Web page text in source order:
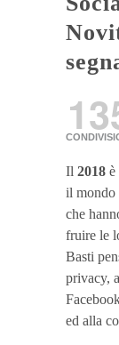
Il 2018 è
il mondo
che
fruire le
Basti
privacy,
ed alla